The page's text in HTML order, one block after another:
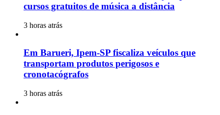
cursos gratuitos de música a distância
3 horas atrás
Em Barueri, Ipem-SP fiscaliza veículos que
transportam produtos perigosos e
cronotacógrafos
3 horas atrás